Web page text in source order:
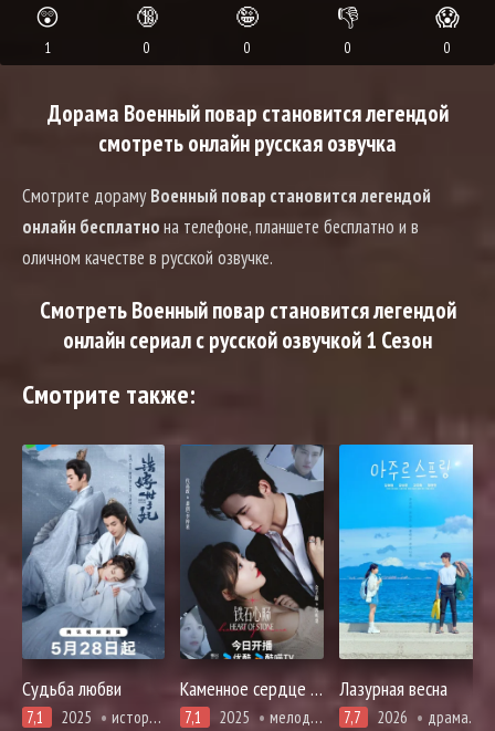
😲
1
🔞
0
🤪
0
👎
0
😱
0
Дорама Военный повар становится легендой
смотреть онлайн русская озвучка
Смотрите дорамуВоенный повар становится легендой
онлайн бесплатнона телефоне, планшете бесплатно и в
оличном качестве в русской озвучке.
Смотреть Военный повар становится легендой
онлайн сериал с русской озвучкой 1 Сезон
Смотрите также:
Судьба любви
7,1 2025 история, комедия, романтика
Каменное сердце (китайская версия)
7,1 2025 мелодрама, романтика
Лазурная весна
7,7 2026 драма, приключения, повседневность